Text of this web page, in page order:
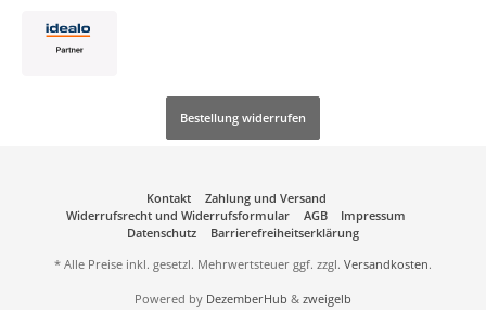
Bestellung widerrufen
Kontakt
Zahlung und Versand
Widerrufsrecht und Widerrufsformular
AGB
Impressum
Datenschutz
Barrierefreiheitserklärung
* Alle Preise inkl. gesetzl. Mehrwertsteuer ggf. zzgl. Versandkosten.
Powered by DezemberHub & zweigelb